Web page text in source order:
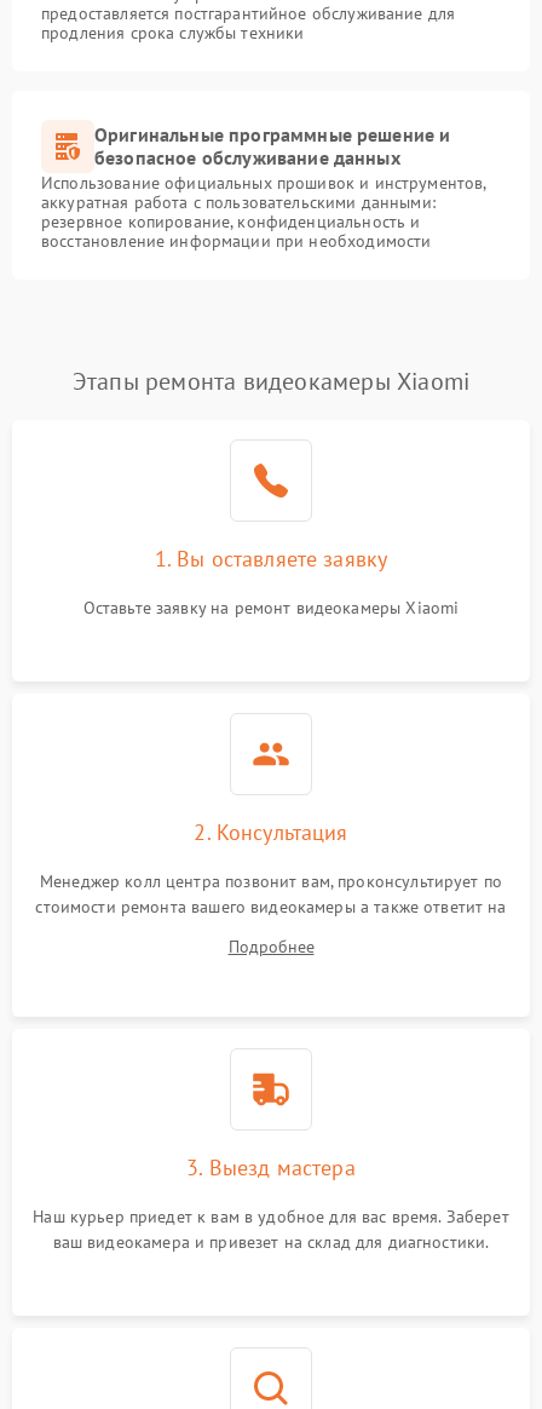
предоставляется постгарантийное обслуживание для
продления срока службы техники
Оригинальные программные решение и
безопасное обслуживание данных
Использование официальных прошивок и инструментов,
аккуратная работа с пользовательскими данными:
резервное копирование, конфиденциальность и
восстановление информации при необходимости
Этапы ремонта видеокамеры Xiaomi
1. Вы оставляете заявку
Оставьте заявку на ремонт видеокамеры Xiaomi
2. Консультация
Менеджер колл центра позвонит вам, проконсультирует по
стоимости ремонта вашего видеокамеры а также ответит на
Подробнее
3. Выезд мастера
Наш курьер приедет к вам в удобное для вас время. Заберет
ваш видеокамера и привезет на склад для диагностики.